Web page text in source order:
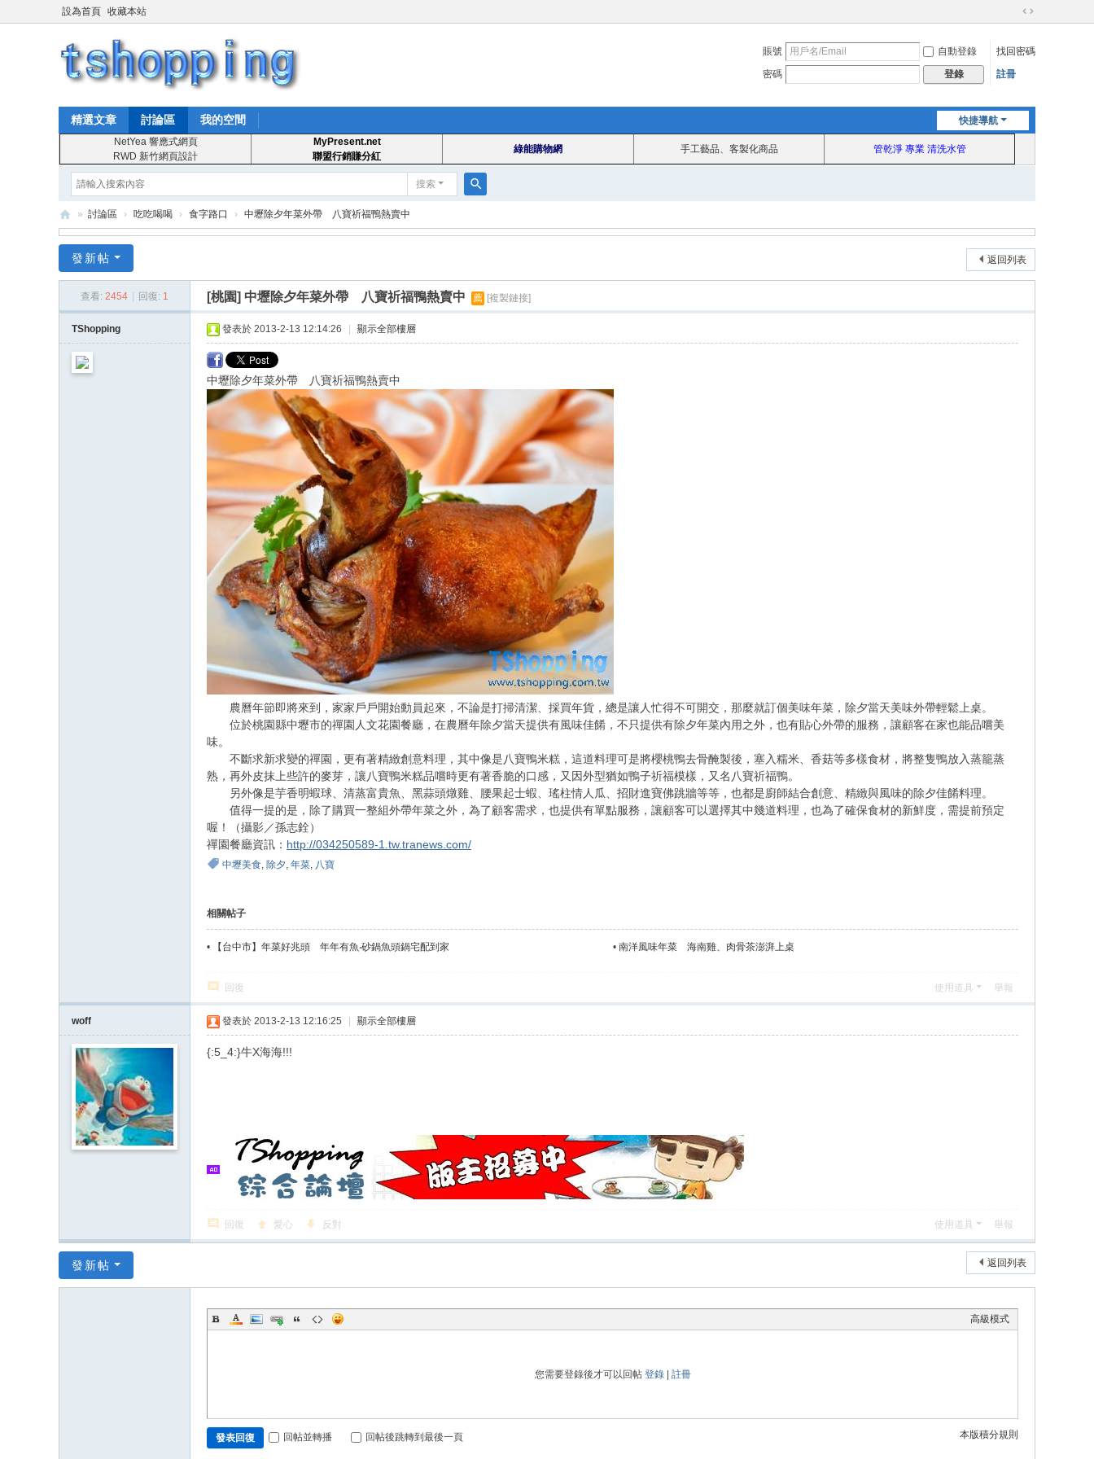
設為首頁 收藏本站
切
到
賬號 自動登錄
找回密碼
密碼
登錄 註冊
快捷導航
精選文章 討論區 我的空間
NetYea 響應式網頁
RWD 新竹網頁設計
MyPresent.net
聯盟行銷賺分紅
綠能購物網 手工藝品、客製化商品 管乾淨 專業 清洗水管
搜索
索
T
ho
pp
» 討論區 › 吃吃喝喝 › 食字路口 › 中壢除夕年菜外帶 八寶祈福鴨熱賣中
返回列表
發新帖
查看: 2454 回復: 1 [桃園] 中壢除夕年菜外帶 八寶祈福鴨熱賣中 薦 [複製鏈接]
TShopping 發表於 2013-2-13 12:14:26 顯示全部樓層
中壢除夕年菜外帶 八寶祈福鴨熱賣中
農曆年節即將來到，家家戶戶開始動員起來，不論是打掃清潔、採買年貨，總是讓人忙得不可開交，那麼就訂個美味年菜，除夕當天美味外帶輕鬆上桌。
位於桃園縣中壢市的禪園人文花園餐廳，在農曆年除夕當天提供有風味佳餚，不只提供有除夕年菜內用之外，也有貼心外帶的服務，讓顧客在家也能品嚐美
味。
不斷求新求變的禪園，更有著精緻創意料理，其中像是八寶鴨米糕，這道料理可是將櫻桃鴨去骨醃製後，塞入糯米、香菇等多樣食材，將整隻鴨放入蒸籠蒸
熟，再外皮抹上些許的麥芽，讓八寶鴨米糕品嚐時更有著香脆的口感，又因外型猶如鴨子祈福模樣，又名八寶祈福鴨。
另外像是芋香明蝦球、清蒸富貴魚、黑蒜頭燉雞、腰果起士蝦、瑤柱情人瓜、招財進寶佛跳牆等等，也都是廚師結合創意、精緻與風味的除夕佳餚料理。
值得一提的是，除了購買一整組外帶年菜之外，為了顧客需求，也提供有單點服務，讓顧客可以選擇其中幾道料理，也為了確保食材的新鮮度，需提前預定
喔！（攝影／孫志銓）
禪園餐廳資訊： http://034250589-1.tw.tranews.com/
中壢美食, 除夕, 年菜, 八寶
相關帖子
• 【台中市】年菜好兆頭 年年有魚‧砂鍋魚頭鍋宅配到家 • 南洋風味年菜 海南雞、肉骨茶澎湃上桌
回復 使用道具 舉報
woff 發表於 2013-2-13 12:16:25 顯示全部樓層
{:5_4:}牛X海海!!!
回復 愛心 反對 使用道具 舉報
返回列表
發新帖
高級模式
您需要登錄後才可以回帖 登錄| 註冊
本版積分規則
發表回復 回帖並轉播 回帖後跳轉到最後一頁